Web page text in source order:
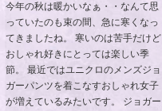
今年の秋は暖かいなぁ・・なんて思
っていたのも束の間、急に寒くなっ
てきましたね。 寒いのは苦手だけど
おしゃれ好きにとっては楽しい季
節。 最近ではユニクロのメンズジョ
ガーパンツを着こなすおしゃれ女子
が増えているみたいです。 ジョガー